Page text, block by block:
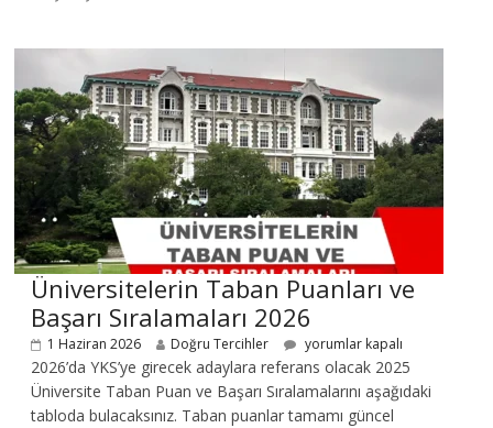
Üniversitelerin Taban Puanları ve
Başarı Sıralamaları 2026
1 Haziran 2026 Doğru Tercihler yorumlar kapalı
2026’da YKS’ye girecek adaylara referans olacak 2025
Üniversite Taban Puan ve Başarı Sıralamalarını aşağıdaki
tabloda bulacaksınız. Taban puanlar tamamı güncel